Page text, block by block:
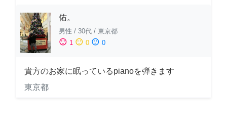
佑。
男性 / 30代 / 東京都
sentiment_satisfied 1 sentiment_neutral 0 sentiment_dissatisfied 0
貴方のお家に眠っているpianoを弾きます
東京都